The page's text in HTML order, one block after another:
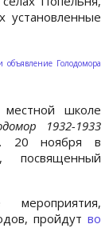
установленные
объявление Голодомора
школе
1932-1933
20 ноября в
посвященный
, пройдутво